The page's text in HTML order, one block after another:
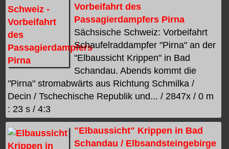
Vorbeifahrt des
Passagierdampfers Pirna
Sächsische Schweiz: Vorbeifahrt
Schaufelraddampfer "Pirna" an der
"Elbaussicht Krippen" in Bad
Schandau. Abends kommt die
"Pirna" stromabwärts aus Richtung Schmilka /
Decin / Tschechische Republik und... / 2847x / 0 m
: 23 s / 4:3
"Elbaussicht" Krippen in Bad
Schandau / Elbsandsteingebirge